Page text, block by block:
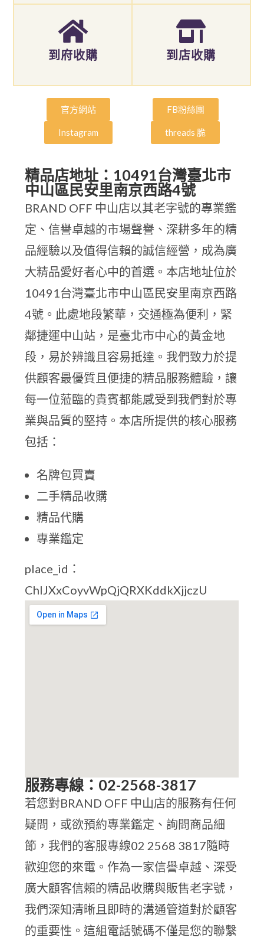
到府收購 到店收購
官方網站 FB粉絲團
Instagram threads 脆
精品店地址：10491台灣臺北市
中山區民安里南京西路4號
BRAND OFF 中山店以其老字號的專業鑑
定、信譽卓越的市場聲譽、深耕多年的精
品經驗以及值得信賴的誠信經營，成為廣
大精品愛好者心中的首選。本店地址位於
10491台灣臺北市中山區民安里南京西路
4號。此處地段繁華，交通極為便利，緊
鄰捷運中山站，是臺北市中心的黃金地
段，易於辨識且容易抵達。我們致力於提
供顧客最優質且便捷的精品服務體驗，讓
每一位蒞臨的貴賓都能感受到我們對於專
業與品質的堅持。本店所提供的核心服務
包括：
名牌包買賣
二手精品收購
精品代購
專業鑑定
place_id：
ChIJXxCoyvWpQjQRXKddkXjjczU
服務專線：02-2568-3817
若您對BRAND OFF 中山店的服務有任何
疑問，或欲預約專業鑑定、詢問商品細
節，我們的客服專線02 2568 3817隨時
歡迎您的來電。作為一家信譽卓越、深受
廣大顧客信賴的精品收購與販售老字號，
我們深知清晰且即時的溝通管道對於顧客
的重要性。這組電話號碼不僅是您的聯繫